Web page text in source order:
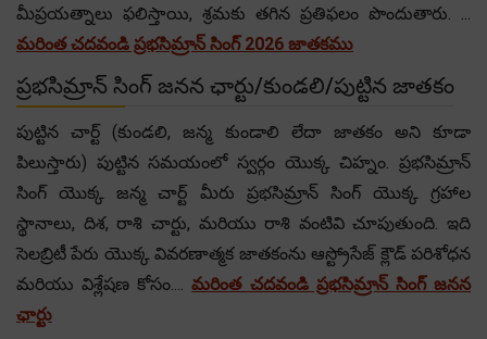
మీప్రయత్నాలు ఫలిస్తాయి, శ్రమకు తగిన ప్రతిఫలం పొందుతారు. ...
మరింత చదవండి ప్రభసిమ్రాన్ సింగ్ 2026 జాతకము
ప్రభసిమ్రాన్ సింగ్ జనన ఛార్టు/కుండలి/పుట్టిన జాతకం
పుట్టిన చార్ట్ (కుండలి, జన్మ కుండాలి లేదా జాతకం అని కూడా
పిలుస్తారు) పుట్టిన సమయంలో స్వర్గం యొక్క చిహ్నం. ప్రభసిమ్రాన్
సింగ్ యొక్క జన్మ చార్ట్ మీరు ప్రభసిమ్రాన్ సింగ్ యొక్క గ్రహాల
స్థానాలు, దిశ, రాశి చార్టు, మరియు రాశి వంటివి చూపుతుంది. ఇది
సెలబ్రిటీ పేరు యొక్క వివరణాత్మక జాతకంను ఆస్ట్రోసేజ్ క్లౌడ్ పరిశోధన
మరియు విశ్లేషణ కోసం....మరింత చదవండి ప్రభసిమ్రాన్ సింగ్ జనన
ఛార్టు